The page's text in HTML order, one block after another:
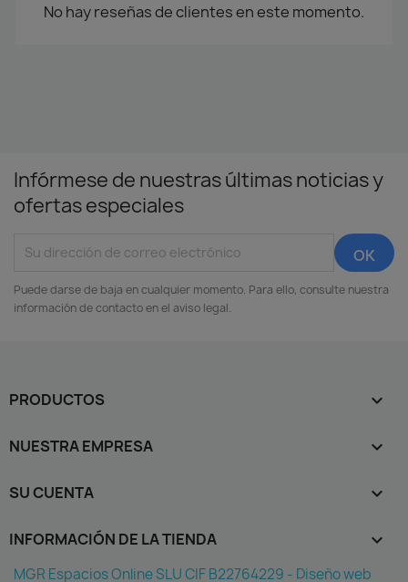
No hay reseñas de clientes en este momento.
Infórmese de nuestras últimas noticias y
ofertas especiales
Puede darse de baja en cualquier momento. Para ello, consulte nuestra
información de contacto en el aviso legal.
PRODUCTOS 
NUESTRA EMPRESA 
SU CUENTA 
INFORMACIÓN DE LA TIENDA keyboard_arrow_down
MGR Espacios Online SLU CIF B22764229 - Diseño web